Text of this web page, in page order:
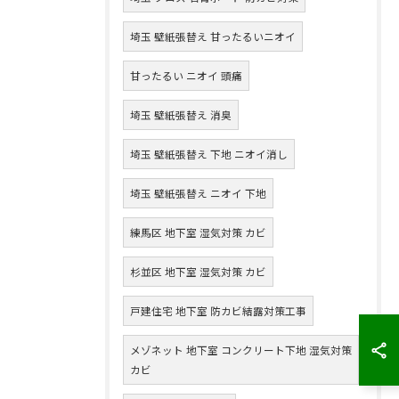
埼玉 壁紙張替え 甘ったるいニオイ
甘ったるい ニオイ 頭痛
埼玉 壁紙張替え 消臭
埼玉 壁紙張替え 下地 ニオイ消し
埼玉 壁紙張替え ニオイ 下地
練馬区 地下室 湿気対策 カビ
杉並区 地下室 湿気対策 カビ
戸建住宅 地下室 防カビ結露対策工事
メゾネット 地下室 コンクリート下地 湿気対策
カビ